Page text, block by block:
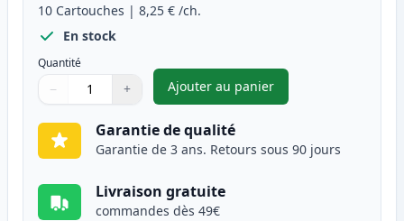
10 Cartouches | 8,25 € /ch.
En stock
Quantité
Quantité
Utilisez les boutons pour ajuster
− +
Quantité
Ajouter au panier
,Pack de 10 Brother LC1100
Garantie de qualité
Garantie de 3 ans. Retours sous 90 jours
Livraison gratuite
commandes dès 49€